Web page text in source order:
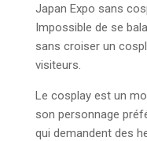
Japan Expo sans
Impossible de se
sans croiser un
visiteurs.
Le cosplay est un
son personnage
qui demandent des